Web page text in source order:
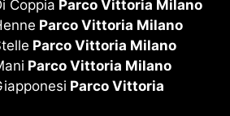
Coppia Parco Vittoria Milano
Parco Vittoria Milano
Parco Vittoria Milano
Parco Vittoria Milano
Parco Vittoria